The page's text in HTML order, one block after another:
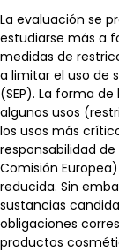
La evaluación se
estudiarse más a
medidas de
a limitar el uso de
(SEP). La forma
algunos usos
los usos más
responsabilidad
Comisión
reducida. Sin
sustancias
obligaciones
productos